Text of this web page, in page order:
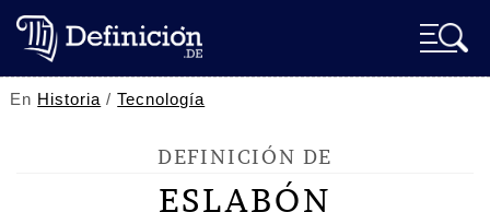
En Historia /Tecnología
DEFINICIÓN DE
ESLABÓN